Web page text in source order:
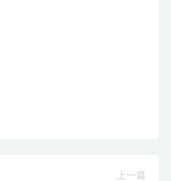
上一篇